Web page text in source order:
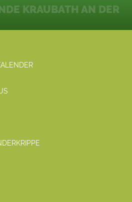
KRAUBATH AN DER